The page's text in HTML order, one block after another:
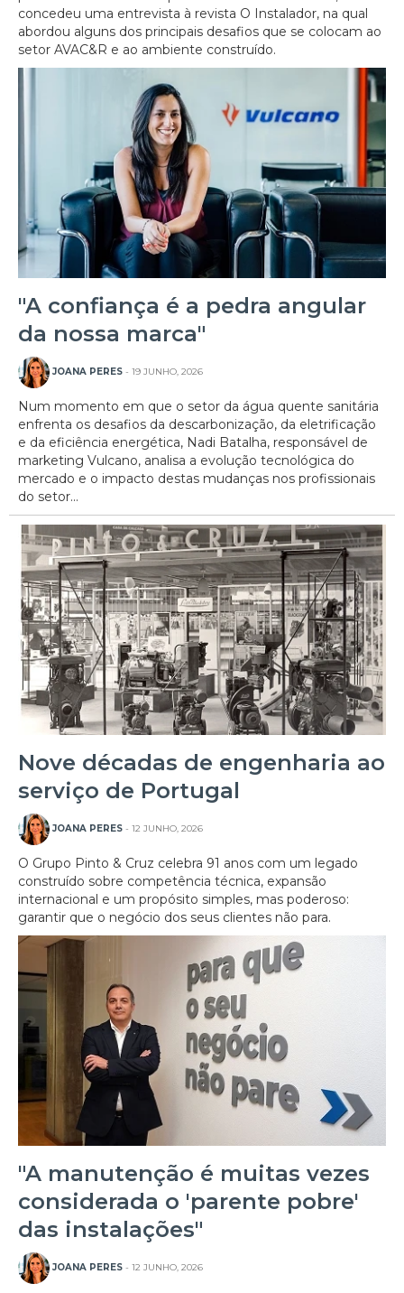
concedeu uma entrevista à revista O Instalador, na qual
abordou alguns dos principais desafios que se colocam ao
setor AVAC&R e ao ambiente construído.
"A confiança é a pedra angular
da nossa marca"
JOANA PERES - 19 JUNHO, 2026
Num momento em que o setor da água quente sanitária
enfrenta os desafios da descarbonização, da eletrificação
e da eficiência energética, Nadi Batalha, responsável de
marketing Vulcano, analisa a evolução tecnológica do
mercado e o impacto destas mudanças nos profissionais
do setor...
Nove décadas de engenharia ao
serviço de Portugal
JOANA PERES - 12 JUNHO, 2026
O Grupo Pinto & Cruz celebra 91 anos com um legado
construído sobre competência técnica, expansão
internacional e um propósito simples, mas poderoso:
garantir que o negócio dos seus clientes não para.
"A manutenção é muitas vezes
considerada o 'parente pobre'
das instalações"
JOANA PERES - 12 JUNHO, 2026